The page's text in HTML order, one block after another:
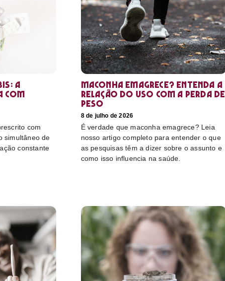
a
com
com
simultâneo de
constante
Maconha emagrece? Entenda a
relação do uso com a perda de
peso
8 de julho de 2026
É verdade que maconha emagrece? Leia
nosso artigo completo para entender o que
as pesquisas têm a dizer sobre o assunto e
como isso influencia na saúde.